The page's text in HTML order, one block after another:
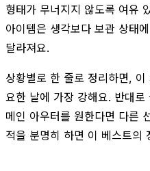
형태가 무너지지 않도록 여유
아이템은 생각보다 보관 상태
달라져요.
상황별로 한 줄로 정리하면,
요한 날에 가장 강해요. 반대
메인 아우터를 원한다면 다른
적을 분명히 하면 이 베스트의